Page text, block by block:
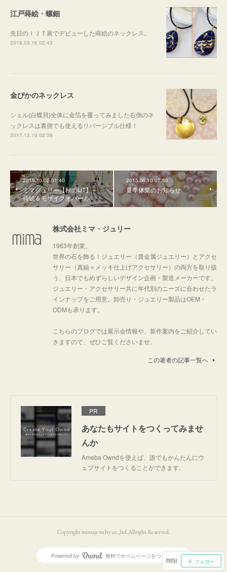
江戸蒔絵・螺鈿
先日のＩＪＴ展でデビューした蒔絵のネックレス。
2018.03.16 02:43
金ぴかのネックレス
シェル(白蝶貝)全体に金箔を覆ってみました右側のネ
ックレスは裏側でも使えるリバーシブル仕様！
2017.12.19 02:36
2015.10.02 01:40
ミマジュリー【秋のIJT】～
蒔絵＆モザイクオパール
2015.08.10 07:50
夏季休業のお知らせ
株式会社ミマ・ジュリー
1963年創業。
世界の石を飾る！ジュエリー（貴金属ジュエリー）とアクセ
サリー（真鍮＋メッキ仕上げアクセサリー）の両方を取り扱
う、日本でもめずらしいデザイン企画・製造メーカーです。
ジュエリー・アクセサリー共に年代別のニーズに合わせたラ
インナップをご用意。卸売り・ジュエリー製品はOEM・
ODMも承ります。
こちらのブログでは展示会情報や、新作案内をご紹介してい
きますので、ぜひご覧くださいませ。
この著者の記事一覧へ
PR
あなたもサイトをつくってみませ
んか
Ameba Owndを使えば、誰でもかんたんにウ
ェブサイトをつくることができます。
フォロー
Copyright mimajewelry co.,ltd.Allright Reserved.
Powered by AmebaOwnd
無料でホームページをつくろう